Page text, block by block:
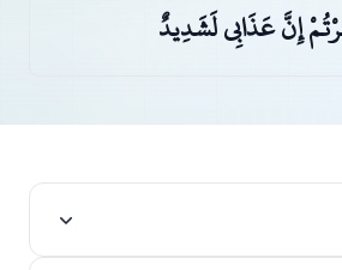
إِنَّ عَذَابِي لَشَدِيدٌ